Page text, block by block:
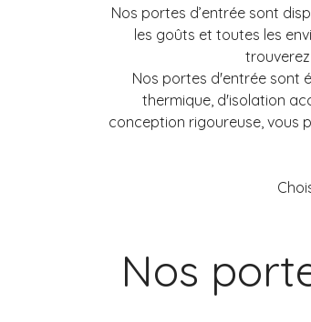
Nos portes d’entrée sont
les goûts et toutes les
Nos portes d'entrée sont
thermique, d'isolation
conception rigoureuse, vous
Nos